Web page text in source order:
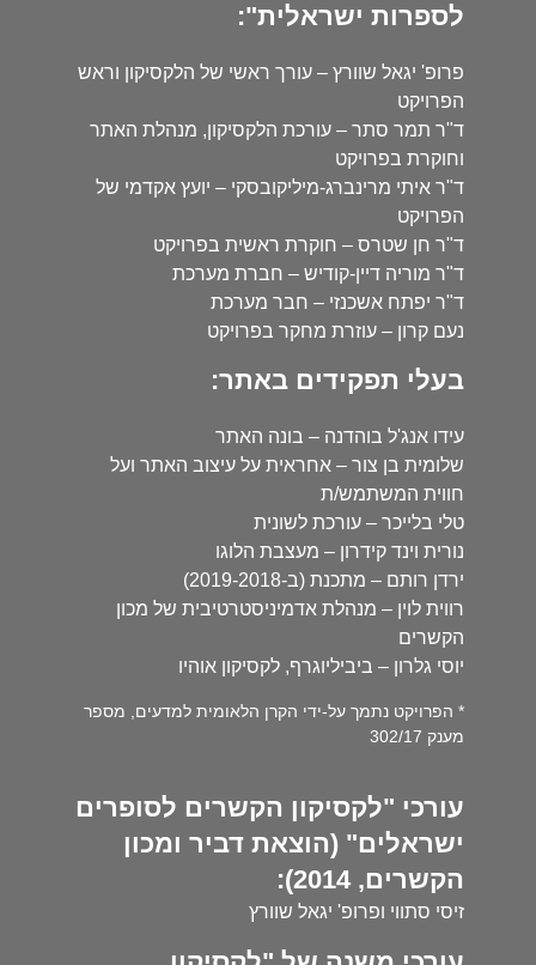
לספרות ישראלית":
פרופ' יגאל שוורץ – עורך ראשי של הלקסיקון וראש
הפרויקט
ד"ר תמר סתר – עורכת הלקסיקון, מנהלת האתר
וחוקרת בפרויקט
ד"ר איתי מרינברג-מיליקובסקי – יועץ אקדמי של
הפרויקט
ד"ר חן שטרס – חוקרת ראשית בפרויקט
ד"ר מוריה דיין-קודיש – חברת מערכת
ד"ר יפתח אשכנזי – חבר מערכת
נעם קרון – עוזרת מחקר בפרויקט
בעלי תפקידים באתר:
עידו אנג'ל בוהדנה – בונה האתר
שלומית בן צור – אחראית על עיצוב האתר ועל
חווית המשתמש/ת
טלי בלייכר – עורכת לשונית
נורית וינד קידרון – מעצבת הלוגו
ירדן רותם – מתכנת (ב-2019-2018)
רווית לוין – מנהלת אדמיניסטרטיבית של מכון
הקשרים
יוסי גלרון – ביביליוגרף, לקסיקון אוהיו
* הפרויקט נתמך על-ידי הקרן הלאומית למדעים, מספר
מענק 302/17
עורכי "לקסיקון הקשרים לסופרים
ישראלים" (הוצאת דביר ומכון
הקשרים, 2014):
זיסי סתווי ופרופ' יגאל שוורץ